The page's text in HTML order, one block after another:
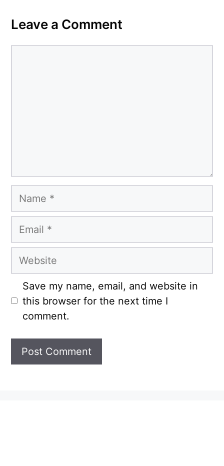
Leave a Comment
Name
Email
Website
Save my name, email, and website in
this browser for the next time I
comment.